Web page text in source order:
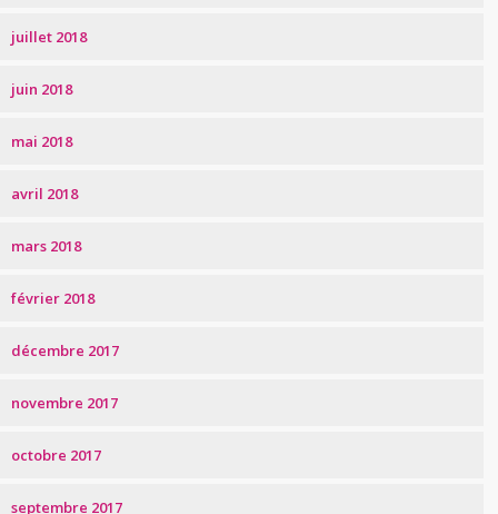
juillet 2018
juin 2018
mai 2018
avril 2018
mars 2018
février 2018
décembre 2017
novembre 2017
octobre 2017
septembre 2017